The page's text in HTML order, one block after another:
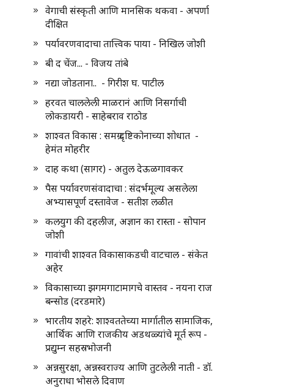
वेगाची संस्कृती आणि मानसिक थकवा - अपर्णा
दीक्षित
पर्यावरणवादाचा तात्त्विक पाया - निखिल जोशी
बी द चेंज... - विजय तांबे
नद्या जोडताना.. - गिरीश घ. पाटील
हरवत चाललेली माळरानं आणि निसर्गाची
लोकडायरी - साहेबराव राठोड
शाश्वत विकास : समग्र दृष्टिकोनाच्या शोधात -
हेमंत मोहरीर
दाह कथा (सागर) - अतुल देऊळगावकर
पैस पर्यावरणसंवादाचा : संदर्भमूल्य असलेला
अभ्यासपूर्ण दस्तावेज - सतीश लळीत
कलयुग की दहलीज, अज्ञान का रास्ता - सोपान
जोशी
गावांची शाश्वत विकासाकडची वाटचाल - संकेत
अहेर
विकासाच्या झगमगाटामागचे वास्तव - नयना राज
बन्सोड (दरडमारे)
भारतीय शहरे: शाश्वततेच्या मार्गातील सामाजिक,
आर्थिक आणि राजकीय अडथळ्यांचे मूर्त रूप -
प्रद्युम्न सहस्रभोजनी
अन्नसुरक्षा, अन्नस्वराज्य आणि तुटलेली नाती - डॉ.
अनुराधा भोसले दिवाण